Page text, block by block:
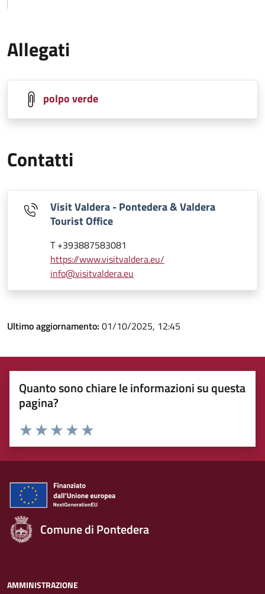
Allegati
polpo verde
Contatti
Visit Valdera - Pontedera & Valdera
Tourist Office
T +393887583081
https://www.visitvaldera.eu/
info@visitvaldera.eu
Ultimo aggiornamento: 01/10/2025, 12:45
Quanto sono chiare le informazioni su questa
pagina?
Rating:
Valuta 5 stelle su 5
Valuta 4 stelle su 5
Valuta 3 stelle su 5
Valuta 2 stelle su 5
Valuta 1 stelle su 5
Comune di Pontedera
AMMINISTRAZIONE